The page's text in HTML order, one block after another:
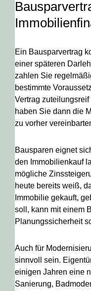
Ein Bausparvertrag
einer späteren
zahlen Sie
bestimmte
Vertrag
haben Sie dann die
zu vorher
Bausparen eignet
den Immobilienkauf
mögliche
heute bereits weiß,
Immobilie gekauft,
soll, kann mit einem
Planungssicherheit
Auch für
sinnvoll sein.
einigen Jahren eine
Sanierung,